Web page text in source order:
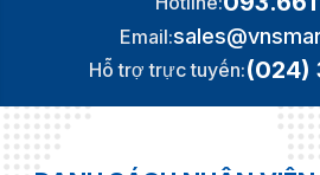
Email:
Hỗ trợ trực tuyến:(024)